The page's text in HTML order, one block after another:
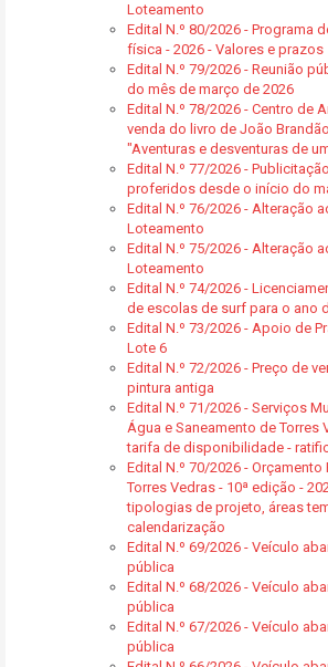
Loteamento
Edital N.º 80/2026 - Programa
física - 2026 - Valores e prazos
Edital N.º 79/2026 - Reunião
do mês de março de 2026
Edital N.º 78/2026 - Centro de
venda do livro de João
"Aventuras e desventuras de
Edital N.º 77/2026 -
proferidos desde o início do
Edital N.º 76/2026 - Alteração
Loteamento
Edital N.º 75/2026 - Alteração
Loteamento
Edital N.º 74/2026 -
de escolas de surf para o ano
Edital N.º 73/2026 - Apoio de
Lote 6
Edital N.º 72/2026 - Preço de
pintura antiga
Edital N.º 71/2026 - Serviços
Água e Saneamento de Torres
tarifa de disponibilidade -
Edital N.º 70/2026 -
Torres Vedras - 10ª edição -
tipologias de projeto, áreas
calendarização
Edital N.º 69/2026 - Veículo
pública
Edital N.º 68/2026 - Veículo
pública
Edital N.º 67/2026 - Veículo
pública